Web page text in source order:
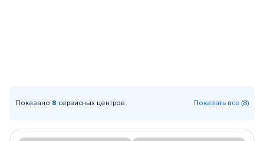
Показано 8 сервисных центров Показать все (8)